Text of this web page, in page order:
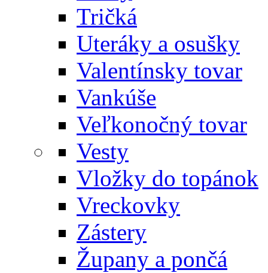
Tričká
Uteráky a osušky
Valentínsky tovar
Vankúše
Veľkonočný tovar
Vesty
Vložky do topánok
Vreckovky
Zástery
Župany a pončá